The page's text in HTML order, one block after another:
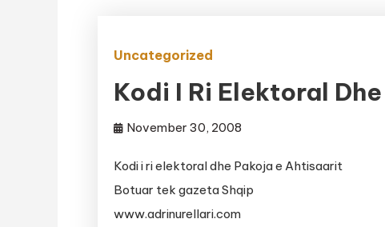
Uncategorized
Kodi I Ri Elektoral
November 30, 2008
Kodi i ri elektoral dhe Pakoja e Ahtisaarit
Botuar tek gazeta Shqip
www.adrinurellari.com